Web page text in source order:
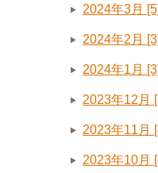
2024年3月 [5]
2024年2月 [3]
2024年1月 [3]
2023年12月
2023年11月
2023年10月